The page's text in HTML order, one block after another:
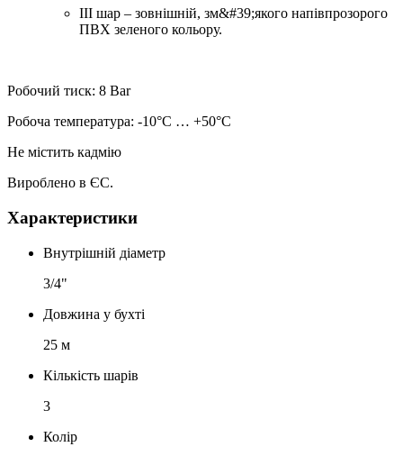
III шар – зовнішній, зм&#39;якого напівпрозорого
ПВХ зеленого кольору.
Робочий тиск: 8 Bar
Робоча температура: -10°С … +50°С
Не містить кадмію
Вироблено в ЄС.
Характеристики
Внутрішній діаметр
3/4"
Довжина у бухті
25 м
Кількість шарів
3
Колір